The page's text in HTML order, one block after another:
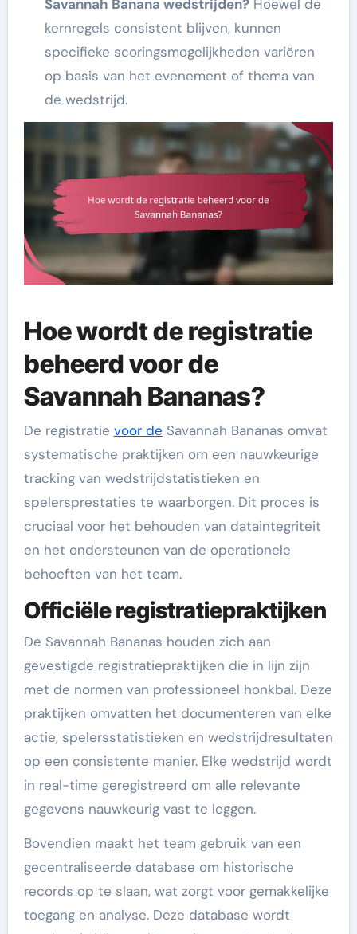
Savannah Banana wedstrijden?Hoewel de
kernregels consistent blijven, kunnen
specifieke scoringsmogelijkheden variëren
op basis van het evenement of thema van
de wedstrijd.
Hoe wordt de registratie
beheerd voor de
Savannah Bananas?
De registratie voor de Savannah Bananas omvat
systematische praktijken om een nauwkeurige
tracking van wedstrijdstatistieken en
spelersprestaties te waarborgen. Dit proces is
cruciaal voor het behouden van dataintegriteit
en het ondersteunen van de operationele
behoeften van het team.
Officiële registratiepraktijken
De Savannah Bananas houden zich aan
gevestigde registratiepraktijken die in lijn zijn
met de normen van professioneel honkbal. Deze
praktijken omvatten het documenteren van elke
actie, spelersstatistieken en wedstrijdresultaten
op een consistente manier. Elke wedstrijd wordt
in real-time geregistreerd om alle relevante
gegevens nauwkeurig vast te leggen.
Bovendien maakt het team gebruik van een
gecentraliseerde database om historische
records op te slaan, wat zorgt voor gemakkelijke
toegang en analyse. Deze database wordt